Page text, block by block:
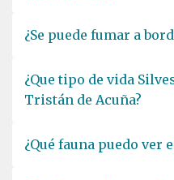
¿Se puede fumar a
¿Que tipo de vida
Tristán de Acuña?
¿Qué fauna puedo ver